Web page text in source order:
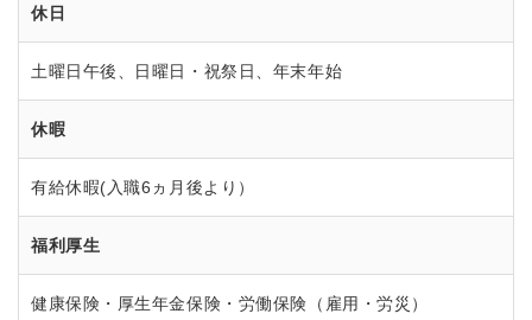
休日
土曜日午後、日曜日・祝祭日、年末年始
休暇
有給休暇(入職6ヵ月後より）
福利厚生
健康保険・厚生年金保険・労働保険（雇用・労災）